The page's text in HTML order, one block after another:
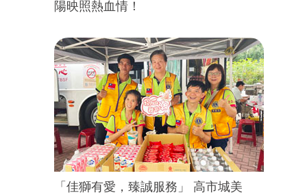
陽映照熱血情！
「佳獅有愛，臻誠服務」 高市城美